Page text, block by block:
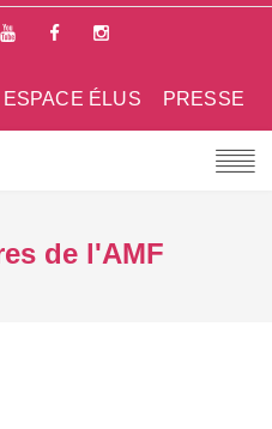
PRESSE
ESPACE ÉLUS
de l'AMF